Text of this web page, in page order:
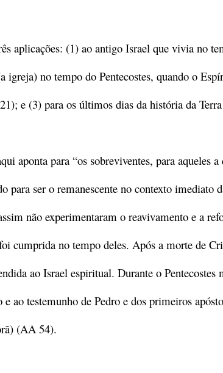
aplicações: (1) ao antigo Israel que vivia no
igreja) no tempo do Pentecostes, quando o
e (3) para os últimos dias da história da
aponta para “os sobreviventes, para aqueles
para ser o remanescente no contexto imediato
não experimentaram o reavivamento e a
cumprida no tempo deles. Após a morte de
ao Israel espiritual. Durante o
e ao testemunho de Pedro e dos primeiros
(AA 54).